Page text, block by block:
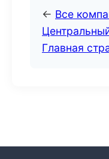
← Все
Главная